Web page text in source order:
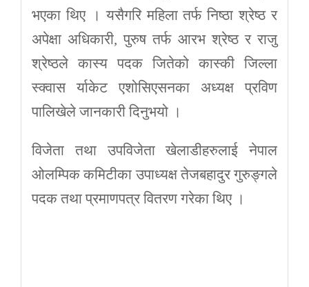
भएका थिए । यसैगरि महिला तर्फ निष्ठा श्रेष्ठ र
अपेक्षा अधिकारी, पुरुष तर्फ आरभ श्रेष्ठ र राजु
श्रेष्ठले कास्य पदक जितेको कास्की जिल्ला
स्क्वास र्याकेट एशोसिएसनका अध्यक्ष प्रविण
पालिखेले जानकारी दिनुभयो ।
विजेता तथा उपविजेता खेलाडीहरुलाई नेपाल
ओलम्पिक कमिटीका उपाध्यक्ष तेजबहादुर गुरुङ्गले
पदक तथा प्रमाणपत्र वितरण गरेका थिए ।